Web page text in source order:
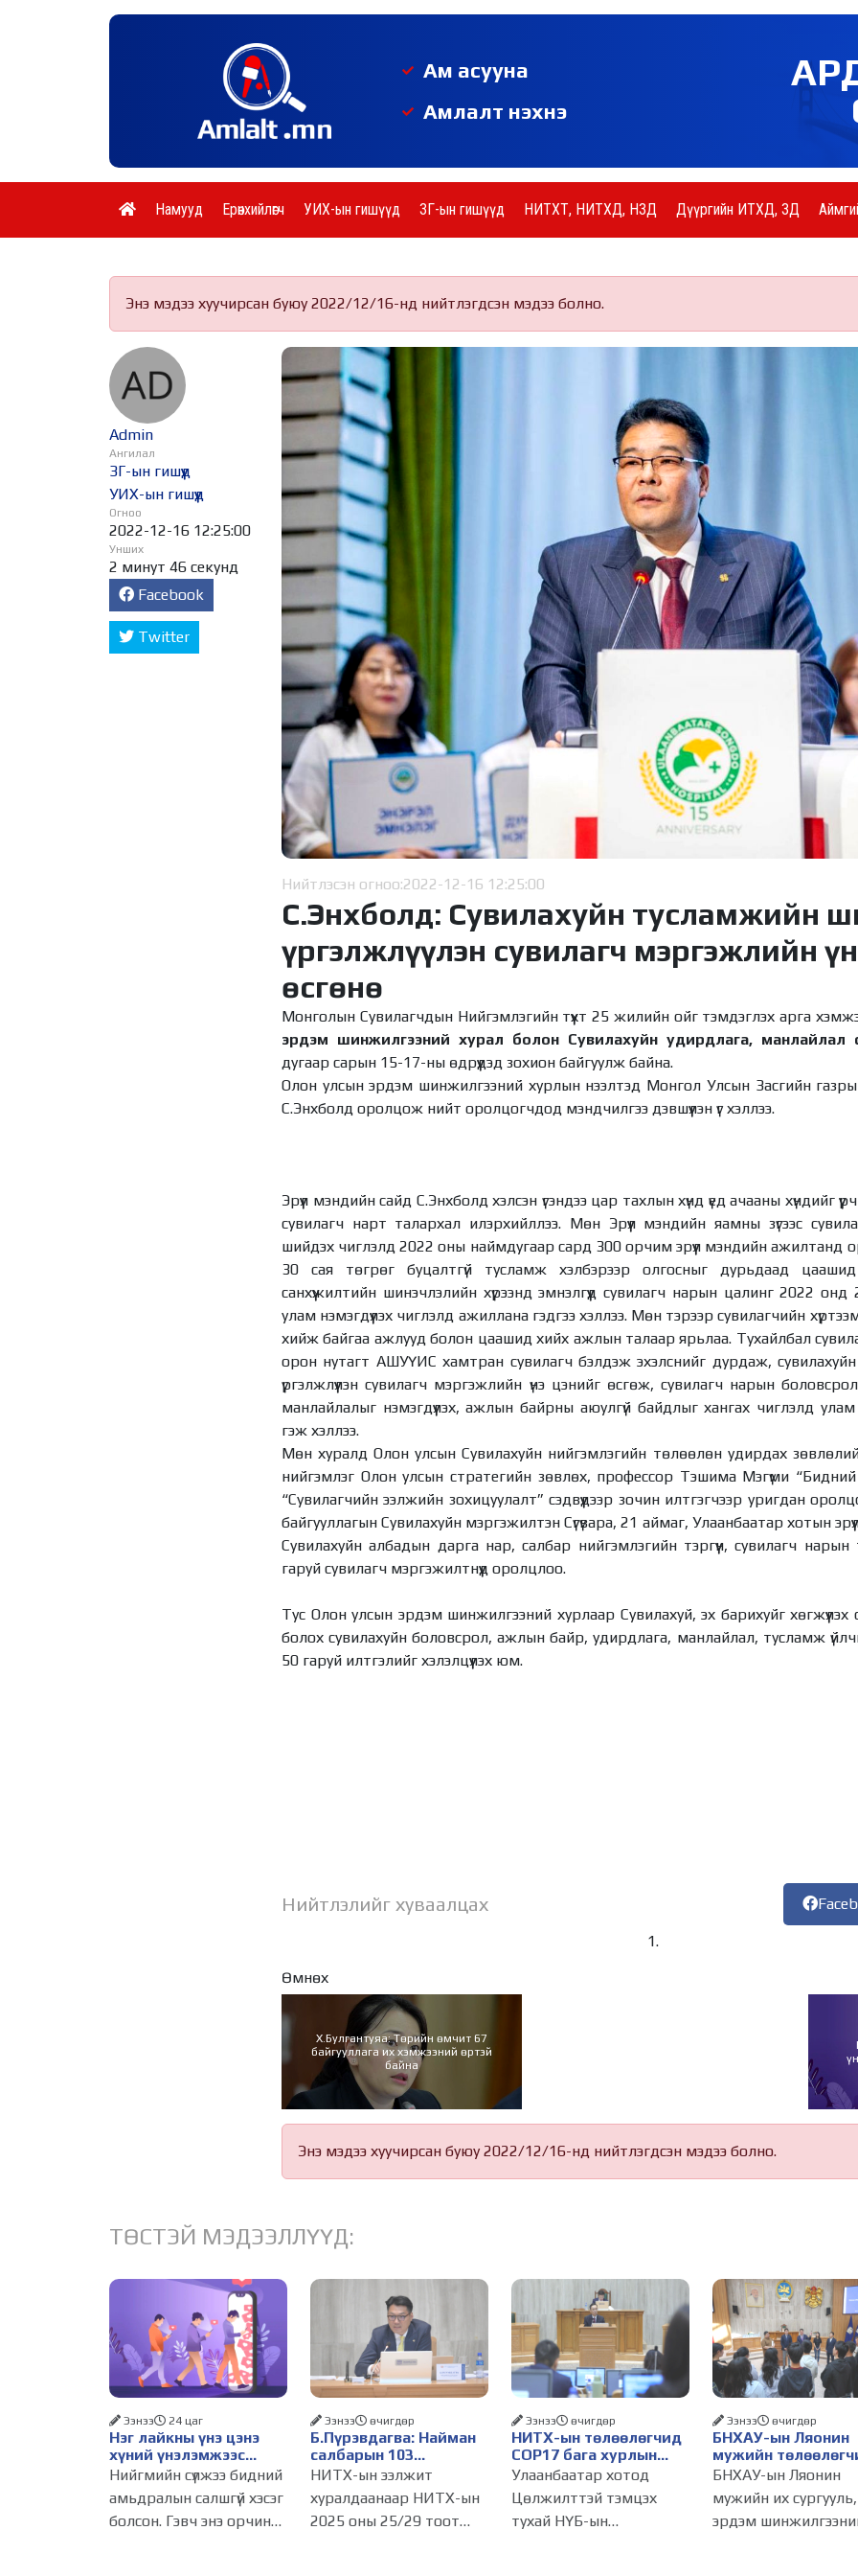
Ам асууна
Амлалт нэхнэ
Намууд Ерөнхийлөгч УИХ-ын гишүүд ЗГ-ын гишүүд НИТХТ, НИТХД, НЗД Дүүргийн ИТХД, ЗД
Энэ мэдээ хуучирсан буюу 2022/12/16-нд нийтлэгдсэн мэдээ болно.
Admin
Ангилал
ЗГ-ын гишүүд
УИХ-ын гишүүд
Огноо
2022-12-16 12:25:00
Унших
2 минут 46 секунд
Facebook
Twitter
Нийтлэсэн огноо:2022-12-16 12:25:00
С.Энхболд: Сувилахуйн тусламжийн
үргэлжлүүлэн сувилагч мэргэжлийн
өсгөнө
Монголын Сувилагчдын Нийгэмлэгийн түүхт 25 жилийн ойг тэмдэглэх арга
эрдэм шинжилгээний хурал болон Сувилахуйн удирдлага, манлайлал
дугаар сарын 15-17-ны өдрүүдэд зохион байгуулж байна.
Олон улсын эрдэм шинжилгээний хурлын нээлтэд Монгол Улсын Засгийн газрын
С.Энхболд оролцож нийт оролцогчдод мэндчилгээ дэвшүүлэн үг хэллээ.
Эрүүл мэндийн сайд С.Энхболд хэлсэн үгэндээ цар тахлын хүнд үед ачааны хүндийг
сувилагч нарт талархал илэрхийллээ. Мөн Эрүүл мэндийн яамны зүгээс
шийдэх чиглэлд 2022 оны наймдугаар сард 300 орчим эрүүл мэндийн ажилтанд
30 сая төгрөг буцалтгүй тусламж хэлбэрээр олгосныг дурьдаад
санхүүжилтийн шинэчлэлийн хүрээнд эмнэлгүүд сувилагч нарын цалинг 2022
улам нэмэгдүүлэх чиглэлд ажиллана гэдгээ хэллээ. Мөн тэрээр сувилагчийн
хийж байгаа ажлууд болон цаашид хийх ажлын талаар ярьлаа. Тухайлбал
орон нутагт АШУҮИС хамтран сувилагч бэлдэж эхэлснийг дурдаж,
үргэлжлүүлэн сувилагч мэргэжлийн үнэ цэнийг өсгөж, сувилагч нарын
манлайлалыг нэмэгдүүлэх, ажлын байрны аюулгүй байдлыг хангах чиглэлд
гэж хэллээ.
Мөн хуралд Олон улсын Сувилахуйн нийгэмлэгийн төлөөлөн удирдах
нийгэмлэг Олон улсын стратегийн зөвлөх, профессор Тэшима Мэгүми
“Сувилагчийн ээлжийн зохицуулалт” сэдвүүдээр зочин илтгэгчээр уригдан
байгууллагын Сувилахуйн мэргэжилтэн Сүгүвара, 21 аймаг, Улаанбаатар хотын
Сувилахуйн албадын дарга нар, салбар нийгэмлэгийн тэргүүн, сувилагч
гаруй сувилагч мэргэжилтнүүд оролцлоо.
Тус Олон улсын эрдэм шинжилгээний хурлаар Сувилахуй, эх барихуйг хөгжүүлэх
болох сувилахуйн боловсрол, ажлын байр, удирдлага, манлайлал, тусламж
50 гаруй илтгэлийг хэлэлцүүлэх юм.
Нийтлэлийг хуваалцах
Өмнөх
Х.Булгантуяа: Төрийн өмчит 67
байгууллага их хэмжээний өртэй
байна
Энэ мэдээ хуучирсан буюу 2022/12/16-нд нийтлэгдсэн мэдээ болно.
ТӨСТЭЙ МЭДЭЭЛЛҮҮД:
Нэг лайкны үнэ цэнэ
хүний үнэлэмжээс
давах болсон уу?
Ээнээ 24 цаг
Нийгмийн сүлжээ бидний
амьдралын салшгүй хэсэг
болсон. Гэвч энэ орчинд
Б.Пүрэвдагва: Найман
салбарын 103
үйлчилгээний
бүртгэлийг цуцалснаар
бизнес эрхлэхэд
таатай нөхцөл бүрдэнэ
Ээнээ өчигдѳр
НИТХ-ын ээлжит
хуралдаанаар НИТХ-ын
2025 оны 25/29 тоот
НИТХ-ын төлөөлөгчид
COP17 бага хурлын
бэлтгэл ажлын талаар
мэдээлэл сонслоо
Ээнээ өчигдѳр
Улаанбаатар хотод
Цөлжилттэй тэмцэх
тухай НҮБ-ын
БНХАУ-ын Ляонин
мужийн
НИТХ-ын үйл
ажиллагаатай
танилцлаа
Ээнээ өчигдѳр
БНХАУ-ын Ляонин
мужийн их сургууль,
эрдэм